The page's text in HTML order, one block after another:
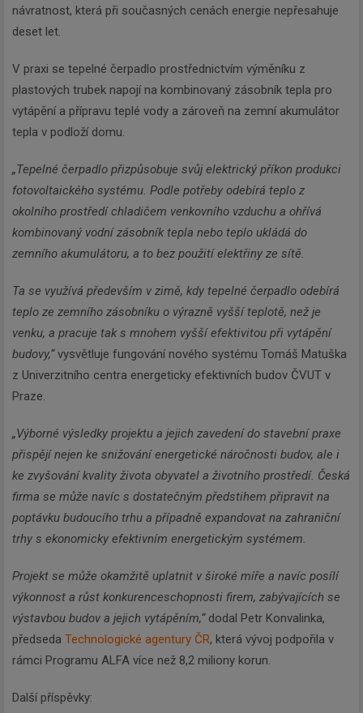
návratnost, která při současných cenách energie nepřesahuje
deset let.
V praxi se tepelné čerpadlo prostřednictvím výměníku z
plastových trubek napojí na kombinovaný zásobník tepla pro
vytápění a přípravu teplé vody a zároveň na zemní akumulátor
tepla v podloží domu.
„Tepelné čerpadlo přizpůsobuje svůj elektrický příkon produkci
fotovoltaického systému. Podle potřeby odebírá teplo z
okolního prostředí chladičem venkovního vzduchu a ohřívá
kombinovaný vodní zásobník tepla nebo teplo ukládá do
zemního akumulátoru, a to bez použití elektřiny ze sítě.
Ta se využívá především v zimě, kdy tepelné čerpadlo odebírá
teplo ze zemního zásobníku o výrazně vyšší teplotě, než je
venku, a pracuje tak s mnohem vyšší efektivitou při vytápění
budovy,“vysvětluje fungování nového systému Tomáš Matuška
z Univerzitního centra energeticky efektivních budov ČVUT v
Praze.
„Výborné výsledky projektu a jejich zavedení do stavební praxe
přispějí nejen ke snižování energetické náročnosti budov, ale i
ke zvyšování kvality života obyvatel a životního prostředí. Česká
firma se může navíc s dostatečným předstihem připravit na
poptávku budoucího trhu a případně expandovat na zahraniční
trhy s ekonomicky efektivním energetickým systémem.
Projekt se může okamžitě uplatnit v široké míře a navíc posílí
výkonnost a růst konkurenceschopnosti firem, zabývajících se
výstavbou budov a jejich vytápěním,“ dodal Petr Konvalinka,
předseda Technologické agentury ČR, která vývoj podpořila v
rámci Programu ALFA více než 8,2 miliony korun.
Další příspěvky: